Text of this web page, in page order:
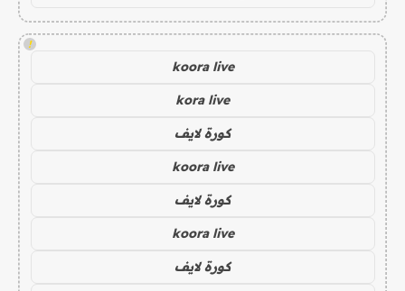
!
koora live
kora live
كورة لايف
koora live
كورة لايف
koora live
كورة لايف